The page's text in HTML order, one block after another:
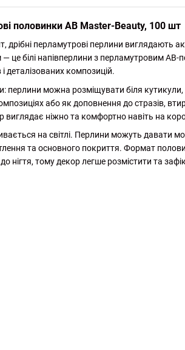
половинки AB Master-Beauty, 100 шт
дрібні перламутрові перлини виглядають
білі напівперлини з перламутровим AB-
деталізованих композицій.
можна розміщувати біля кутикули,
або як доповнення до стразів,
виглядає ніжно та комфортно навіть на
на світлі. Перлини можуть давати
та основного покриття. Формат
нігтя, тому декор легше розмістити та